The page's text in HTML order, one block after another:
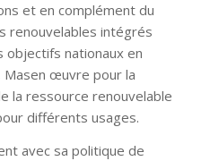
et en complément du
renouvelables intégrés
nationaux en
œuvre pour la
la ressource renouvelable
différents usages.
avec sa politique de